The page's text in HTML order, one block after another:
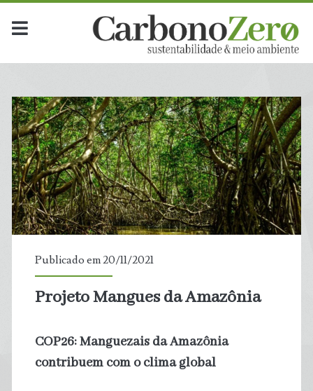
Publicado em 20/11/2021
Projeto Mangues da Amazônia
COP26: Manguezais da Amazônia
contribuem com o clima global